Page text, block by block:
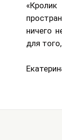
ничего
для